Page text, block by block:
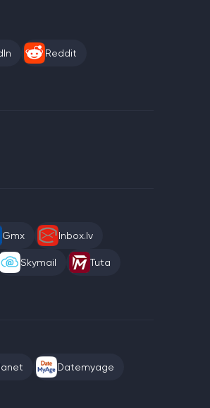
Reddit
Gmx Inbox.lv
Skymail Tuta
Datemyage